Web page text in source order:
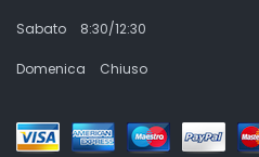
Sabato 8:30/12:30
Domenica Chiuso